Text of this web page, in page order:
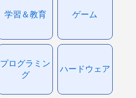
学習＆教育 ゲーム
プログラミン
グ
ハードウェア